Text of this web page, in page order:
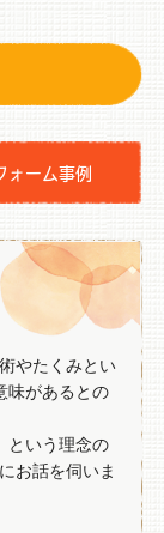
ォーム事例
やたくみとい
味があるとの
という理念の
お話を伺いま